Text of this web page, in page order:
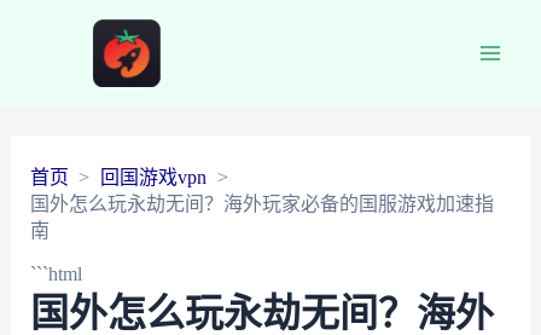
首页
回国游戏vpn
国外怎么玩永劫无间？海外玩家必备的国服游戏加速指
南
```html
国外怎么玩永劫无间？海外